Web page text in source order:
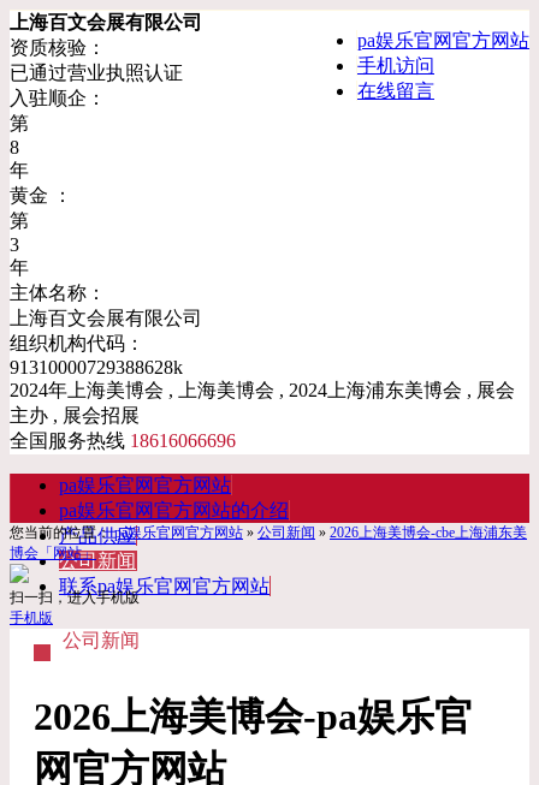
pa娱乐官网官方网站
手机访问
在线留言
上海百文会展有限公司
资质核验：
已通过营业执照认证
入驻顺企：
第
8
年
黄金 ：
第
3
年
主体名称：
上海百文会展有限公司
组织机构代码：
91310000729388628k
2024年上海美博会 , 上海美博会 , 2024上海浦东美博会 , 展会
主办 , 展会招展
全国服务热线 18616066696
pa娱乐官网官方网站
pa娱乐官网官方网站的介绍
产品供应
公司新闻
联系pa娱乐官网官方网站
您当前的位置：pa娱乐官网官方网站 » 公司新闻 » 2026上海美博会-cbe上海浦东美
博会「网站」
扫一扫，进入手机版
手机版
公司新闻
2026上海美博会-pa娱乐官
网官方网站